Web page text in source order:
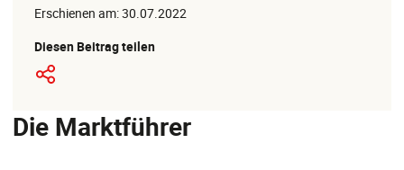
Erschienen am: 30.07.2022
Diesen Beitrag teilen
Die Marktführer